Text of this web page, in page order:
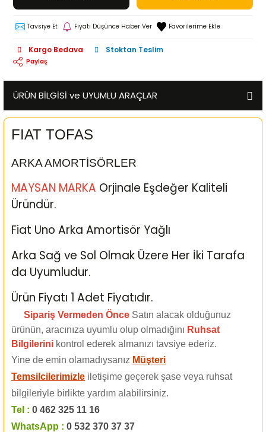
Tavsiye Et Fiyatı Düşünce Haber Ver
Kargo Bedava Stoktan Teslim
Paylaş
ÜRÜN BİLGİSİ ve UYUMLU ARAÇLAR
FIAT TOFAS
ARKA AMORTİSÖRLER
MAYSAN MARKA Orjinale Eşdeğer Kaliteli
Üründür.
Fiat Uno Arka Amortisör Yağlı
Arka Sağ ve Sol Olmak Üzere Her İki Tarafa
da Uyumludur.
Ürün Fiyatı 1 Adet Fiyatıdır.
Sipariş Vermeden Önce Satın alacak olduğunuz
ürünün, aracınıza uyumlu olup olmadığını Ruhsat
Bilgilerini kontrol ederek almanızı tavsiye ederiz.
Yine de emin olamadıysanız Müşteri
Temsilcilerimizle iletişime geçerek şase veya ruhsat
bilgileriyle birlikte yardım alabilirsiniz.
Tel : 0 462 325 11 16
WhatsApp : 0 532 370 37 37